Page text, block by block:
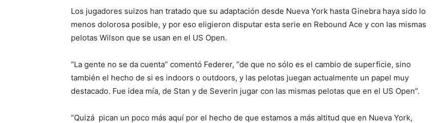
Los jugadores suizos han tratado que su adaptación desde Nueva York hasta Ginebra haya sido lo
menos dolorosa posible, y por eso eligieron disputar esta serie en Rebound Ace y con las mismas
pelotas Wilson que se usan en el US Open.
“La gente no se da cuenta” comentó Federer, “de que no sólo es el cambio de superficie, sino
también el hecho de si es indoors o outdoors, y las pelotas juegan actualmente un papel muy
destacado. Fue idea mía, de Stan y de Severin jugar con las mismas pelotas que en el US Open”.
“Quizá pican un poco más aquí por el hecho de que estamos a más altitud que en Nueva York,